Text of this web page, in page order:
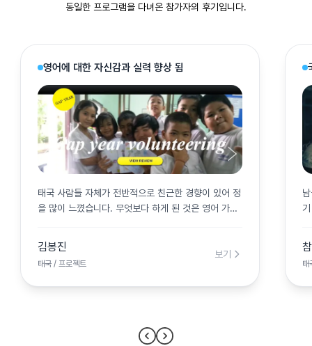
동일한 프로그램을 다녀온 참가자의 후기입니다.
영어에 대한 자신감과 실력 향상 됨
태국 사람들 자체가 전반적으로 친근한 경향이 있어 정
을 많이 느꼈습니다. 무엇보다 하게 된 것은 영어 가르
김봉진
태국 / 프로젝트
보기
태